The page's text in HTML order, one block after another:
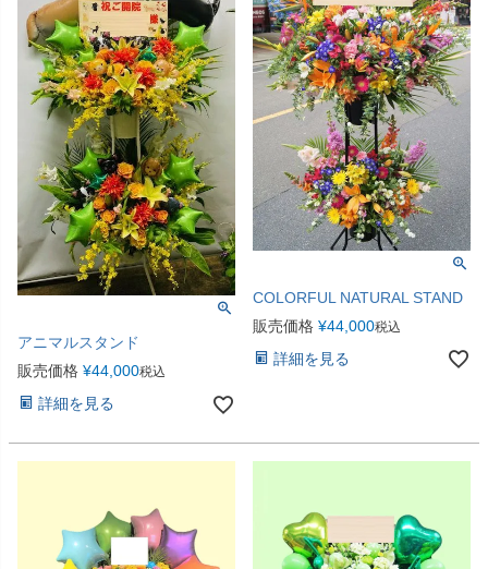
アニマルスタンド
販売価格 ¥44,000税込
詳細を見る
COLORFUL NATURAL STAND
販売価格 ¥44,000税込
詳細を見る